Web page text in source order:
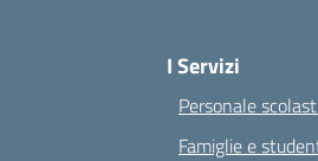
I Servizi
Personale
Famiglie e